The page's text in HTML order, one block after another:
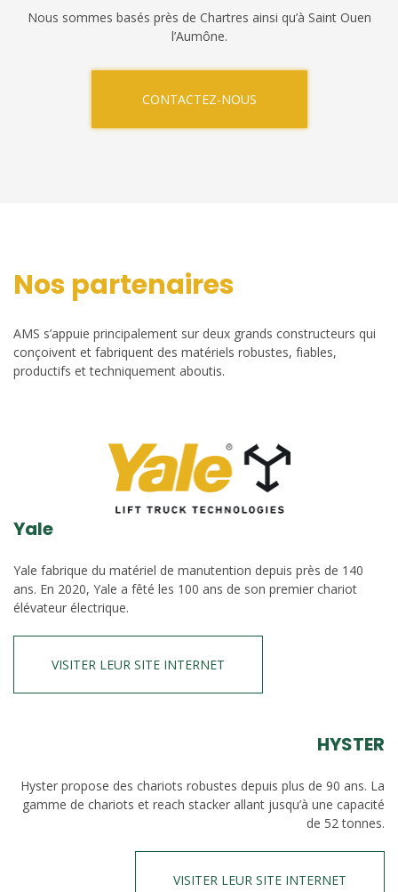
Nous sommes basés près de Chartres ainsi qu’à Saint Ouen
l’Aumône.
CONTACTEZ-NOUS
Nos partenaires
AMS s’appuie principalement sur deux grands constructeurs qui
conçoivent et fabriquent des matériels robustes, fiables,
productifs et techniquement aboutis.
Yale
Yale fabrique du matériel de manutention depuis près de 140
ans. En 2020, Yale a fêté les 100 ans de son premier chariot
élévateur électrique.
VISITER LEUR SITE INTERNET
HYSTER
Hyster propose des chariots robustes depuis plus de 90 ans. La
gamme de chariots et reach stacker allant jusqu’à une capacité
de 52 tonnes.
VISITER LEUR SITE INTERNET